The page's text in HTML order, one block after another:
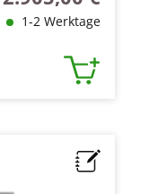
1-2 Werktage